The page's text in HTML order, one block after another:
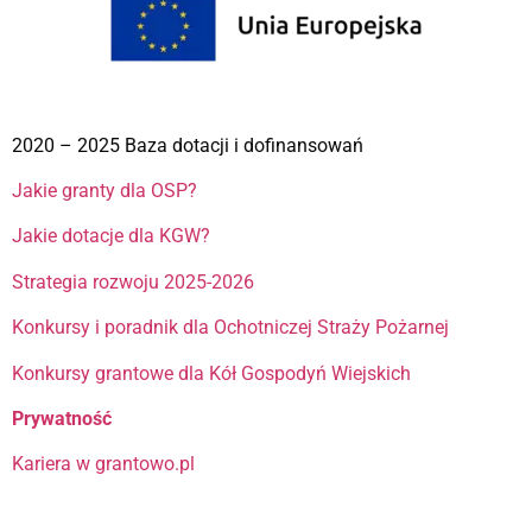
2020 – 2025 Baza dotacji i dofinansowań
Jakie granty dla OSP?
Jakie dotacje dla KGW?
Strategia rozwoju 2025-2026
Konkursy i poradnik dla Ochotniczej Straży Pożarnej
Konkursy grantowe dla Kół Gospodyń Wiejskich
Prywatność
Kariera w grantowo.pl